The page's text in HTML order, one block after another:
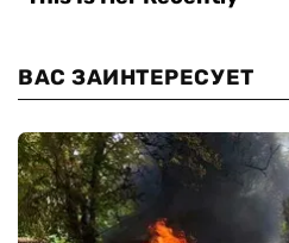
ВАС ЗАИНТЕРЕСУЕТ